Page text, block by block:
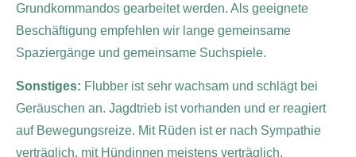
Grundkommandos gearbeitet werden. Als geeignete
Beschäftigung empfehlen wir lange gemeinsame
Spaziergänge und gemeinsame Suchspiele.
Sonstiges: Flubber ist sehr wachsam und schlägt bei
Geräuschen an. Jagdtrieb ist vorhanden und er reagiert
auf Bewegungsreize. Mit Rüden ist er nach Sympathie
verträglich, mit Hündinnen meistens verträglich.